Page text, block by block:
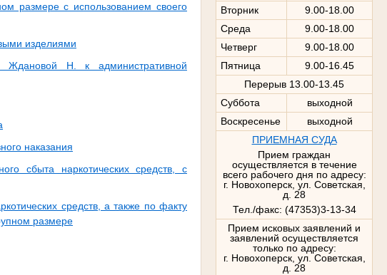
Вторник
9.00-18.00
Среда
9.00-18.00
Четверг
9.00-18.00
Пятница
9.00-16.45
Перерыв 13.00-13.45
Суббота
выходной
Воскресенье
выходной
ПРИЕМНАЯ СУДА
Прием граждан
осуществляется в течение
всего рабочего дня по адресу:
г. Новохоперск, ул. Советская,
д. 28
Тел./факс: (47353)3-13-34
Прием исковых заявлений и
заявлений осуществляется
только по адресу:
г. Новохоперск, ул. Советская,
д. 28
размере с использованием своего
изделиями
Ждановой Н. к административной
наказания
сбыта наркотических средств, с
средств, а также по факту
размере